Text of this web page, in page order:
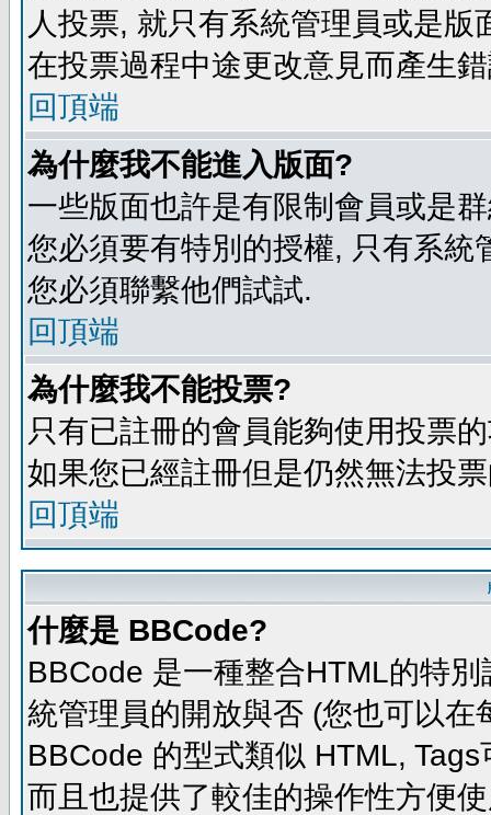
人投票, 就只有系統管理員或是
在投票過程中途更改意見而產生
回頂端
為什麼我不能進入版面?
一些版面也許是有限制會員或是
您必須要有特別的授權, 只有系
您必須聯繫他們試試.
回頂端
為什麼我不能投票?
只有已註冊的會員能夠使用投票
如果您已經註冊但是仍然無法投
回頂端
什麼是 BBCode?
BBCode 是一種整合HTML的特
統管理員的開放與否 (您也可以
BBCode 的型式類似 HTML,
而且也提供了較佳的操作性方便